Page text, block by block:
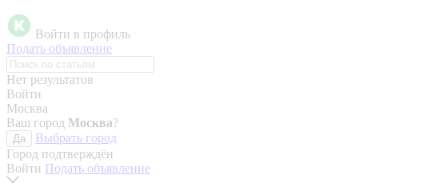
Войти в профиль
Подать объявление
Нет результатов
Войти
Москва
Ваш город Москва?
Да
Выбрать город
Город подтверждён
Войти Подать объявление